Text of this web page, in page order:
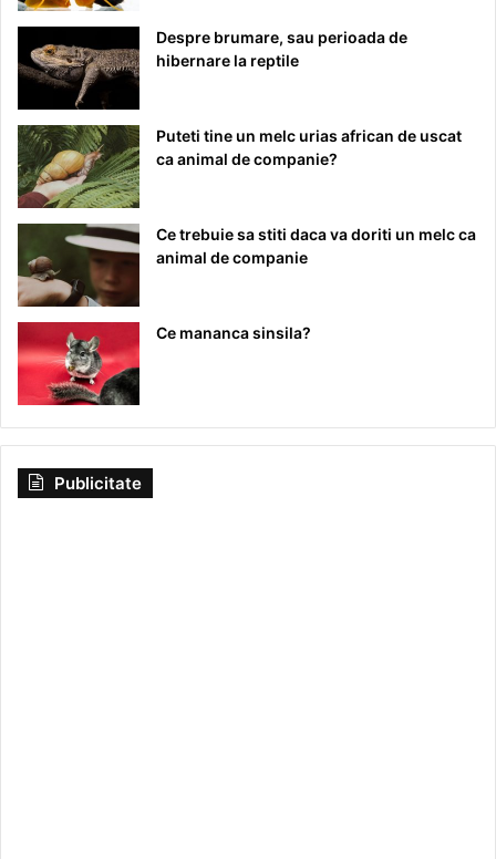
Despre brumare, sau perioada de
hibernare la reptile
Puteti tine un melc urias african de uscat
ca animal de companie?
Ce trebuie sa stiti daca va doriti un melc ca
animal de companie
Ce mananca sinsila?
Publicitate